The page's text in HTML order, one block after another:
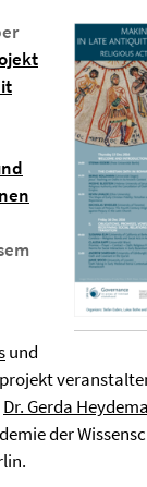
und
Dr. Gerda
der